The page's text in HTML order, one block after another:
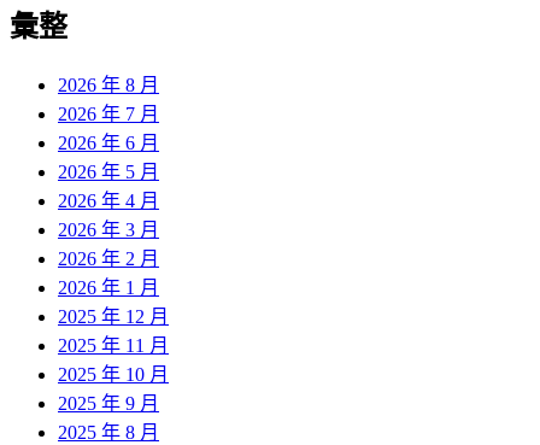
彙整
2026 年 8 月
2026 年 7 月
2026 年 6 月
2026 年 5 月
2026 年 4 月
2026 年 3 月
2026 年 2 月
2026 年 1 月
2025 年 12 月
2025 年 11 月
2025 年 10 月
2025 年 9 月
2025 年 8 月